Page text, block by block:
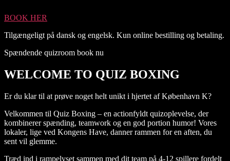
BOOK HER
Tilgængeligt på dansk og engelsk. Kun online bestilling og betaling.
Spændende quizroom book nu
WELCOME TO QUIZ BOXING
Er du klar til at prøve noget helt unikt i hjertet af København K?
Velkommen til Quiz Boxing – en actionfyldt quizoplevelse, der
kombinerer spænding, teamwork og en god portion humor! Vores
lokaler, lige ved Kongens Have, danner rammen for en aften, du
sent vil glemme.
Træd ind i rampelyset sammen med dit team på 4-12 spillere fordelt